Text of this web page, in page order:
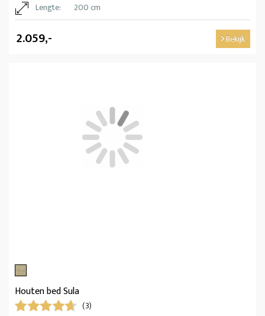
Lengte:
200 cm
2.059,- Bekijk
Houten bed Sula
(3)